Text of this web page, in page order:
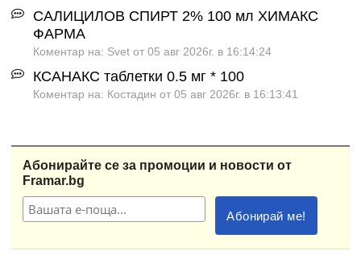
САЛИЦИЛОВ СПИРТ 2% 100 мл ХИМАКС
ФАРМА
Коментар на: Svet от 05 авг 2026г. в 16:14:24
КСАНАКС таблетки 0.5 мг * 100
Коментар на: Костадин от 05 авг 2026г. в 16:13:41
Абонирайте се за промоции и новости от
Framar.bg